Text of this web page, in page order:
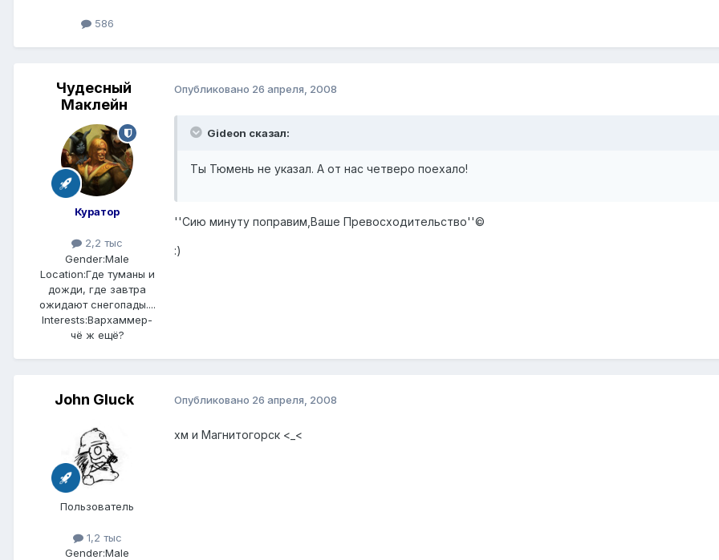
586
Чудесный
Маклейн
Куратор
2,2 тыс
Gender:Male
Location:Где туманы и
дожди, где завтра
ожидают снегопады....
Interests:Вархаммер-
чё ж ещё?
Опубликовано 26 апреля, 2008
Gideon сказал:
Ты Тюмень не указал. А от нас четверо поехало!
''Сию минуту поправим,Ваше Превосходительство''©
:)
John Gluck
Пользователь
1,2 тыс
Gender:Male
Опубликовано 26 апреля, 2008
хм и Магнитогорск <_<